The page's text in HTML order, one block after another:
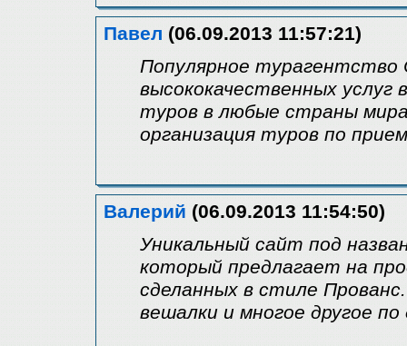
Павел (06.09.2013 11:57:21)
Популярное турагентство
высококачественных услуг
туров в любые страны
организация туров по
Валерий (06.09.2013 11:54:50)
Уникальный сайт под
который предлагает на
сделанных в стиле
вешалки и многое другое